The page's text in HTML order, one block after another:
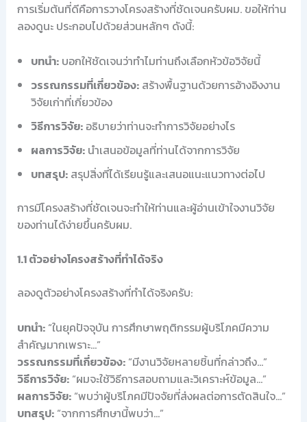
การเริ่มต้นที่ดีคือการวางโครงสร้างที่ชัดเจนครับผม. ขอให้ท่าน
ลองดูนะ ประกอบไปด้วยส่วนหลักๆ ดังนี้:
บทนำ:บอกให้ชัดเจนว่าทำไมท่านถึงเลือกหัวข้อวิจัยนี้
วรรณกรรมที่เกี่ยวข้อง:สร้างพื้นฐานด้วยการอ้างอิงงาน
วิจัยเก่าที่เกี่ยวข้อง
วิธีการวิจัย:อธิบายว่าท่านจะทำการวิจัยอย่างไร
ผลการวิจัย:นำเสนอข้อมูลที่ท่านได้จากการวิจัย
บทสรุป:สรุปสิ่งที่ได้เรียนรู้และเสนอแนะแนวทางต่อไป
การมีโครงสร้างที่ชัดเจนจะทำให้ท่านและผู้อ่านเข้าใจงานวิจัย
ของท่านได้ง่ายขึ้นครับผม.
1.1 ตัวอย่างโครงสร้างที่ทำได้จริง
ลองดูตัวอย่างโครงสร้างที่ทำได้จริงครับ:
บทนำ:“ในยุคปัจจุบัน การศึกษาพฤติกรรมผู้บริโภคมีความ
สำคัญมากเพราะ…”
วรรณกรรมที่เกี่ยวข้อง:“มีงานวิจัยหลายชิ้นที่กล่าวถึง…”
วิธีการวิจัย:“ผมจะใช้วิธีการสอบถามและวิเคราะห์ข้อมูล…”
ผลการวิจัย:“พบว่าผู้บริโภคมีปัจจัยที่ส่งผลต่อการตัดสินใจ…”
บทสรุป:“จากการศึกษานี้พบว่า…”